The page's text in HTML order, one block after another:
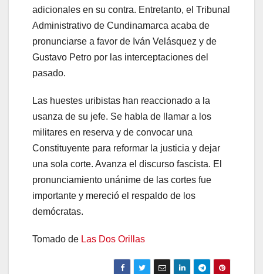
adicionales en su contra. Entretanto, el Tribunal
Administrativo de Cundinamarca acaba de
pronunciarse a favor de Iván Velásquez y de
Gustavo Petro por las interceptaciones del
pasado.
Las huestes uribistas han reaccionado a la
usanza de su jefe. Se habla de llamar a los
militares en reserva y de convocar una
Constituyente para reformar la justicia y dejar
una sola corte. Avanza el discurso fascista. El
pronunciamiento unánime de las cortes fue
importante y mereció el respaldo de los
demócratas.
Tomado de Las Dos Orillas